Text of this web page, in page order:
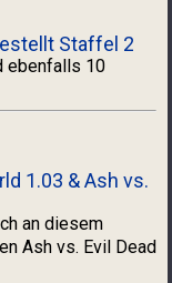
Staffel 2
ebenfalls 10
1.03 & Ash vs.
an diesem
Ash vs. Evil Dead